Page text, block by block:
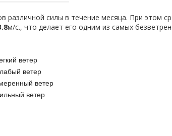
различной силы в течение месяца. При этом
м/с., что делает его одним из самых
ветер
ветер
ветер
ветер